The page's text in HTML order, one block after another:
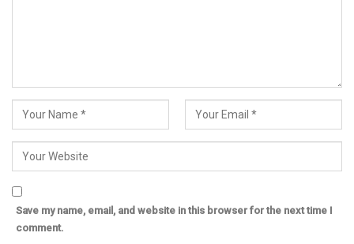
Save my name, email, and website in this browser for the next time I
comment.